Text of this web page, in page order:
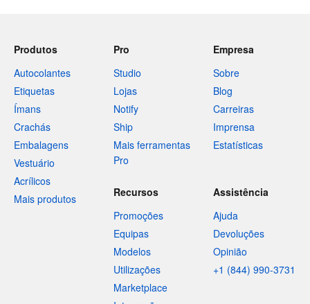
Produtos
Autocolantes
Etiquetas
Ímans
Crachás
Embalagens
Vestuário
Acrílicos
Mais produtos
Pro
Studio
Lojas
Notify
Ship
Mais ferramentas
Pro
Empresa
Sobre
Blog
Carreiras
Imprensa
Estatísticas
Recursos
Promoções
Equipas
Modelos
Utilizações
Marketplace
Assistência
Ajuda
Devoluções
Opinião
+1 (844) 990-3731